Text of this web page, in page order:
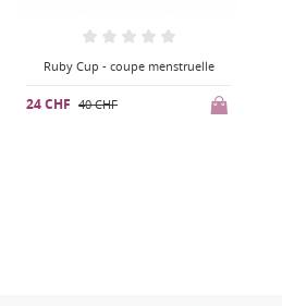
Ruby Cup - coupe menstruelle
24 CHF 40 CHF